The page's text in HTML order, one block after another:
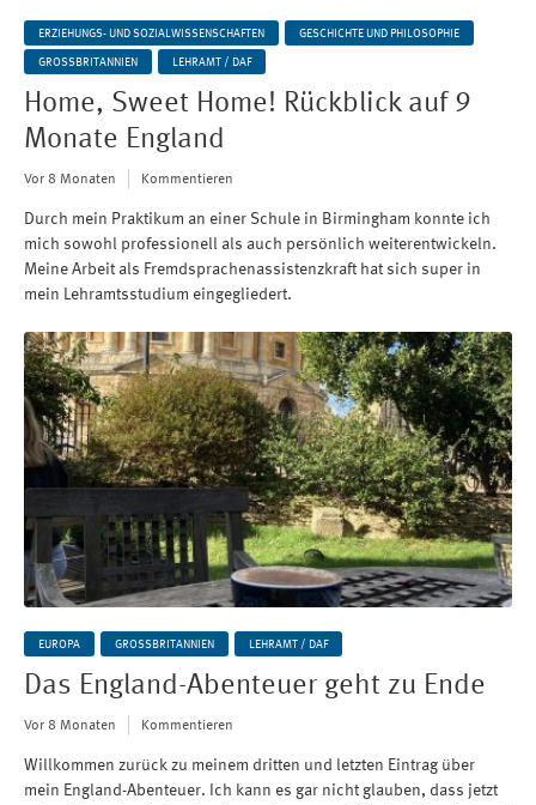
ERZIEHUNGS- UND SOZIALWISSENSCHAFTEN GESCHICHTE UND PHILOSOPHIE
GROSSBRITANNIEN LEHRAMT / DAF
Home, Sweet Home! Rückblick auf 9
Monate England
Vor 8 Monaten Kommentieren
Durch mein Praktikum an einer Schule in Birmingham konnte ich
mich sowohl professionell als auch persönlich weiterentwickeln.
Meine Arbeit als Fremdsprachenassistenzkraft hat sich super in
mein Lehramtsstudium eingegliedert.
EUROPA GROSSBRITANNIEN LEHRAMT / DAF
Das England-Abenteuer geht zu Ende
Vor 8 Monaten Kommentieren
Willkommen zurück zu meinem dritten und letzten Eintrag über
mein England-Abenteuer. Ich kann es gar nicht glauben, dass jetzt